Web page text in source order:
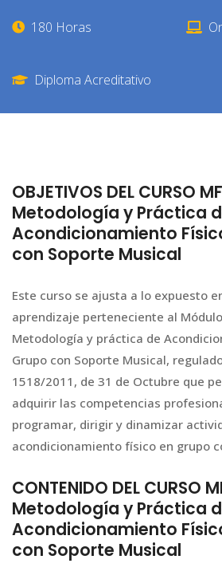
180 Horas
Diploma Acreditativo
OBJETIVOS DEL CURSO
Metodología y Práctica
Acondicionamiento
con Soporte Musical
Este curso se ajusta a lo expuesto
aprendizaje perteneciente al
Metodología y práctica de
Grupo con Soporte Musical,
1518/2011, de 31 de Octubre que
adquirir las competencias
programar, dirigir y dinamizar
acondicionamiento físico en grupo
CONTENIDO DEL CURSO
Metodología y Práctica
Acondicionamiento
con Soporte Musical